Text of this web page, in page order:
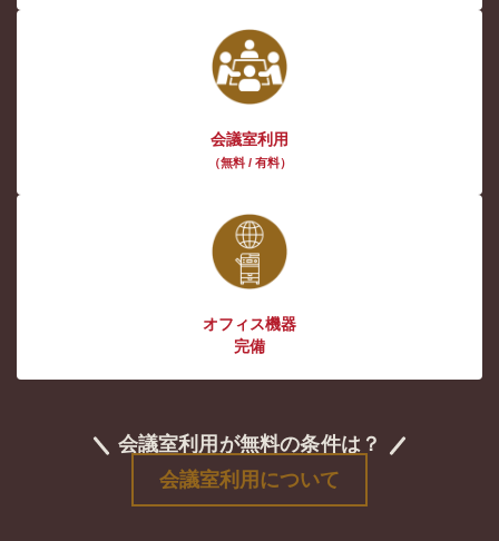
会議室利用
（無料 / 有料）
オフィス機器
完備
会議室利用が無料の条件は？
会議室利用について